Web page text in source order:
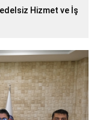
Hizmet ve İş